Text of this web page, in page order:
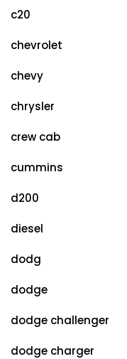
c20
chevrolet
chevy
chrysler
crew cab
cummins
d200
diesel
dodg
dodge
dodge challenger
dodge charger